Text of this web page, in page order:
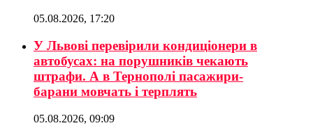
05.08.2026, 17:20
У Львові перевірили кондиціонери в
автобусах: на порушників чекають
штрафи. А в Тернополі пасажири-
барани мовчать і терплять
05.08.2026, 09:09